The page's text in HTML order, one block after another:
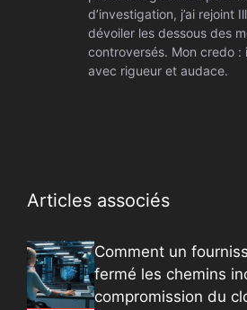
d’investigation, j’ai rejoint
dévoiler les dessous des
controversés. Mon credo :
avec rigueur et audace.
Articles associés
Comment un
fermé les chemins
compromission du